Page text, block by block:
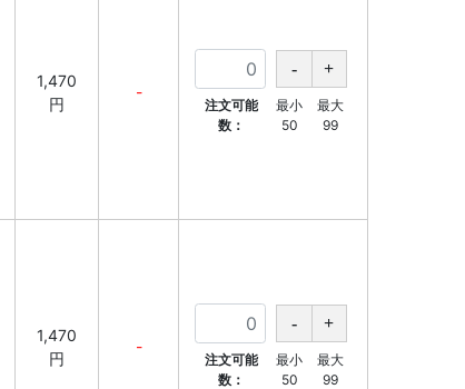
1,470
円
-
注文可能
数：
最小
50
最大
99
1,470
円
-
注文可能
数：
最小
50
最大
99